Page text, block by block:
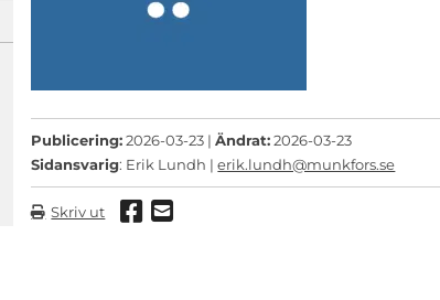
Publicering:2026-03-23 |Ändrat:2026-03-23
Sidansvarig: Erik Lundh |erik.lundh@munkfors.se
Skriv ut Dela via Facebook
Dela via mail